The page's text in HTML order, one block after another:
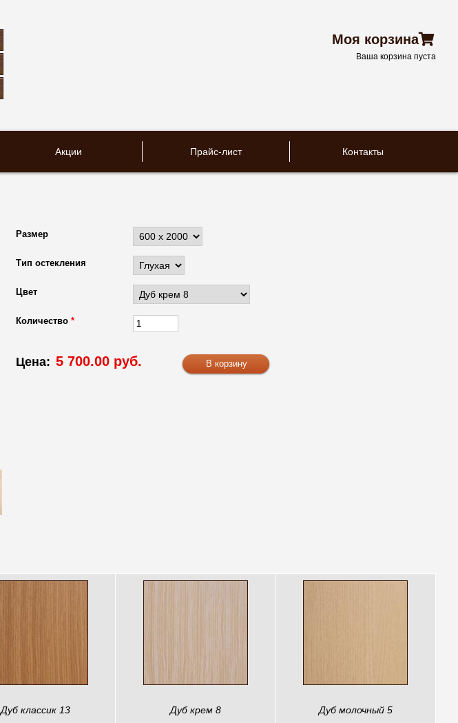
Моя корзина
Ваша корзина пуста
Акции Прайс-лист Контакты
Размер
Тип остекления
Цвет
Количество *
Цена: 5 700.00 руб.
Дуб классик 13 Дуб крем 8 Дуб молочный 5